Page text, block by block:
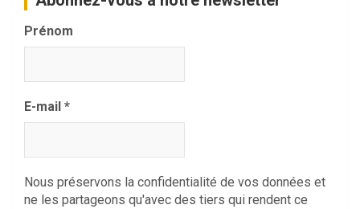
Prénom
E-mail *
Nous préservons la confidentialité de vos données et
ne les partageons qu'avec des tiers qui rendent ce